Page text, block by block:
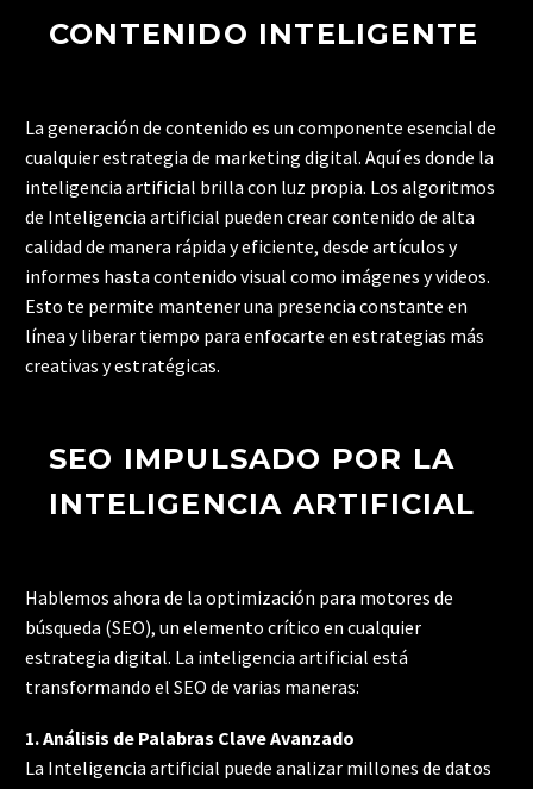
CONTENIDO INTELIGENTE
La generación de contenido es un componente esencial de
cualquier estrategia de marketing digital. Aquí es donde la
inteligencia artificial brilla con luz propia. Los algoritmos
de Inteligencia artificial pueden crear contenido de alta
calidad de manera rápida y eficiente, desde artículos y
informes hasta contenido visual como imágenes y videos.
Esto te permite mantener una presencia constante en
línea y liberar tiempo para enfocarte en estrategias más
creativas y estratégicas.
SEO IMPULSADO POR LA
INTELIGENCIA ARTIFICIAL
Hablemos ahora de la optimización para motores de
búsqueda (SEO), un elemento crítico en cualquier
estrategia digital. La inteligencia artificial está
transformando el SEO de varias maneras:
1. Análisis de Palabras Clave Avanzado
La Inteligencia artificial puede analizar millones de datos